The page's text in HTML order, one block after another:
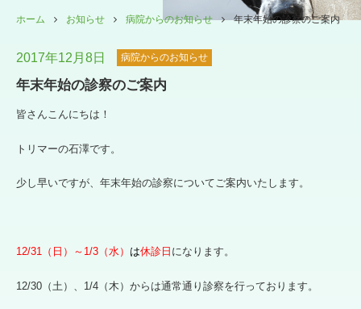
ホーム お知らせ 病院からのお知らせ 年末年始の診察のご案内
2017年12月8日 病院からのお知らせ
年末年始の診察のご案内
皆さんこんにちは！
トリマーの石澤です。
少し早いですが、年末年始の診察についてご案内いたします。
12/31（日）～1/3（水） は休診日 になります。
12/30（土）、1/4（木）からは通常通り診察を行っております。